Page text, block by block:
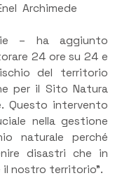
Archimede
– ha aggiunto
24 ore su 24 e
del territorio
per il Sito Natura
Questo intervento
nella gestione
naturale perché
disastri che in
nostro territorio”.